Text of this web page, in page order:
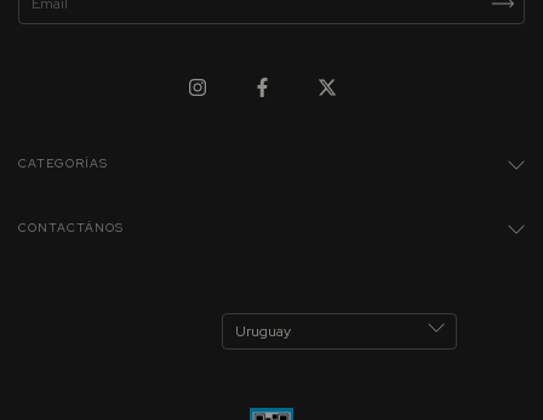
CATEGORÍAS
CONTACTÁNOS